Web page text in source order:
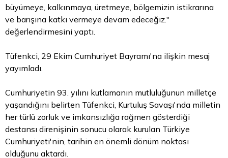
büyümeye, kalkınmaya, üretmeye, bölgemizin istikrarına
ve barışına katkı vermeye devam edeceğiz."
değerlendirmesini yaptı.
Tüfenkci, 29 Ekim Cumhuriyet Bayramı'na ilişkin mesaj
yayımladı.
Cumhuriyetin 93. yılını kutlamanın mutluluğunun milletçe
yaşandığını belirten Tüfenkci, Kurtuluş Savaşı'nda milletin
her türlü zorluk ve imkansızlığa rağmen gösterdiği
destansı direnişinin sonucu olarak kurulan Türkiye
Cumhuriyeti'nin, tarihin en önemli dönüm noktası
olduğunu aktardı.